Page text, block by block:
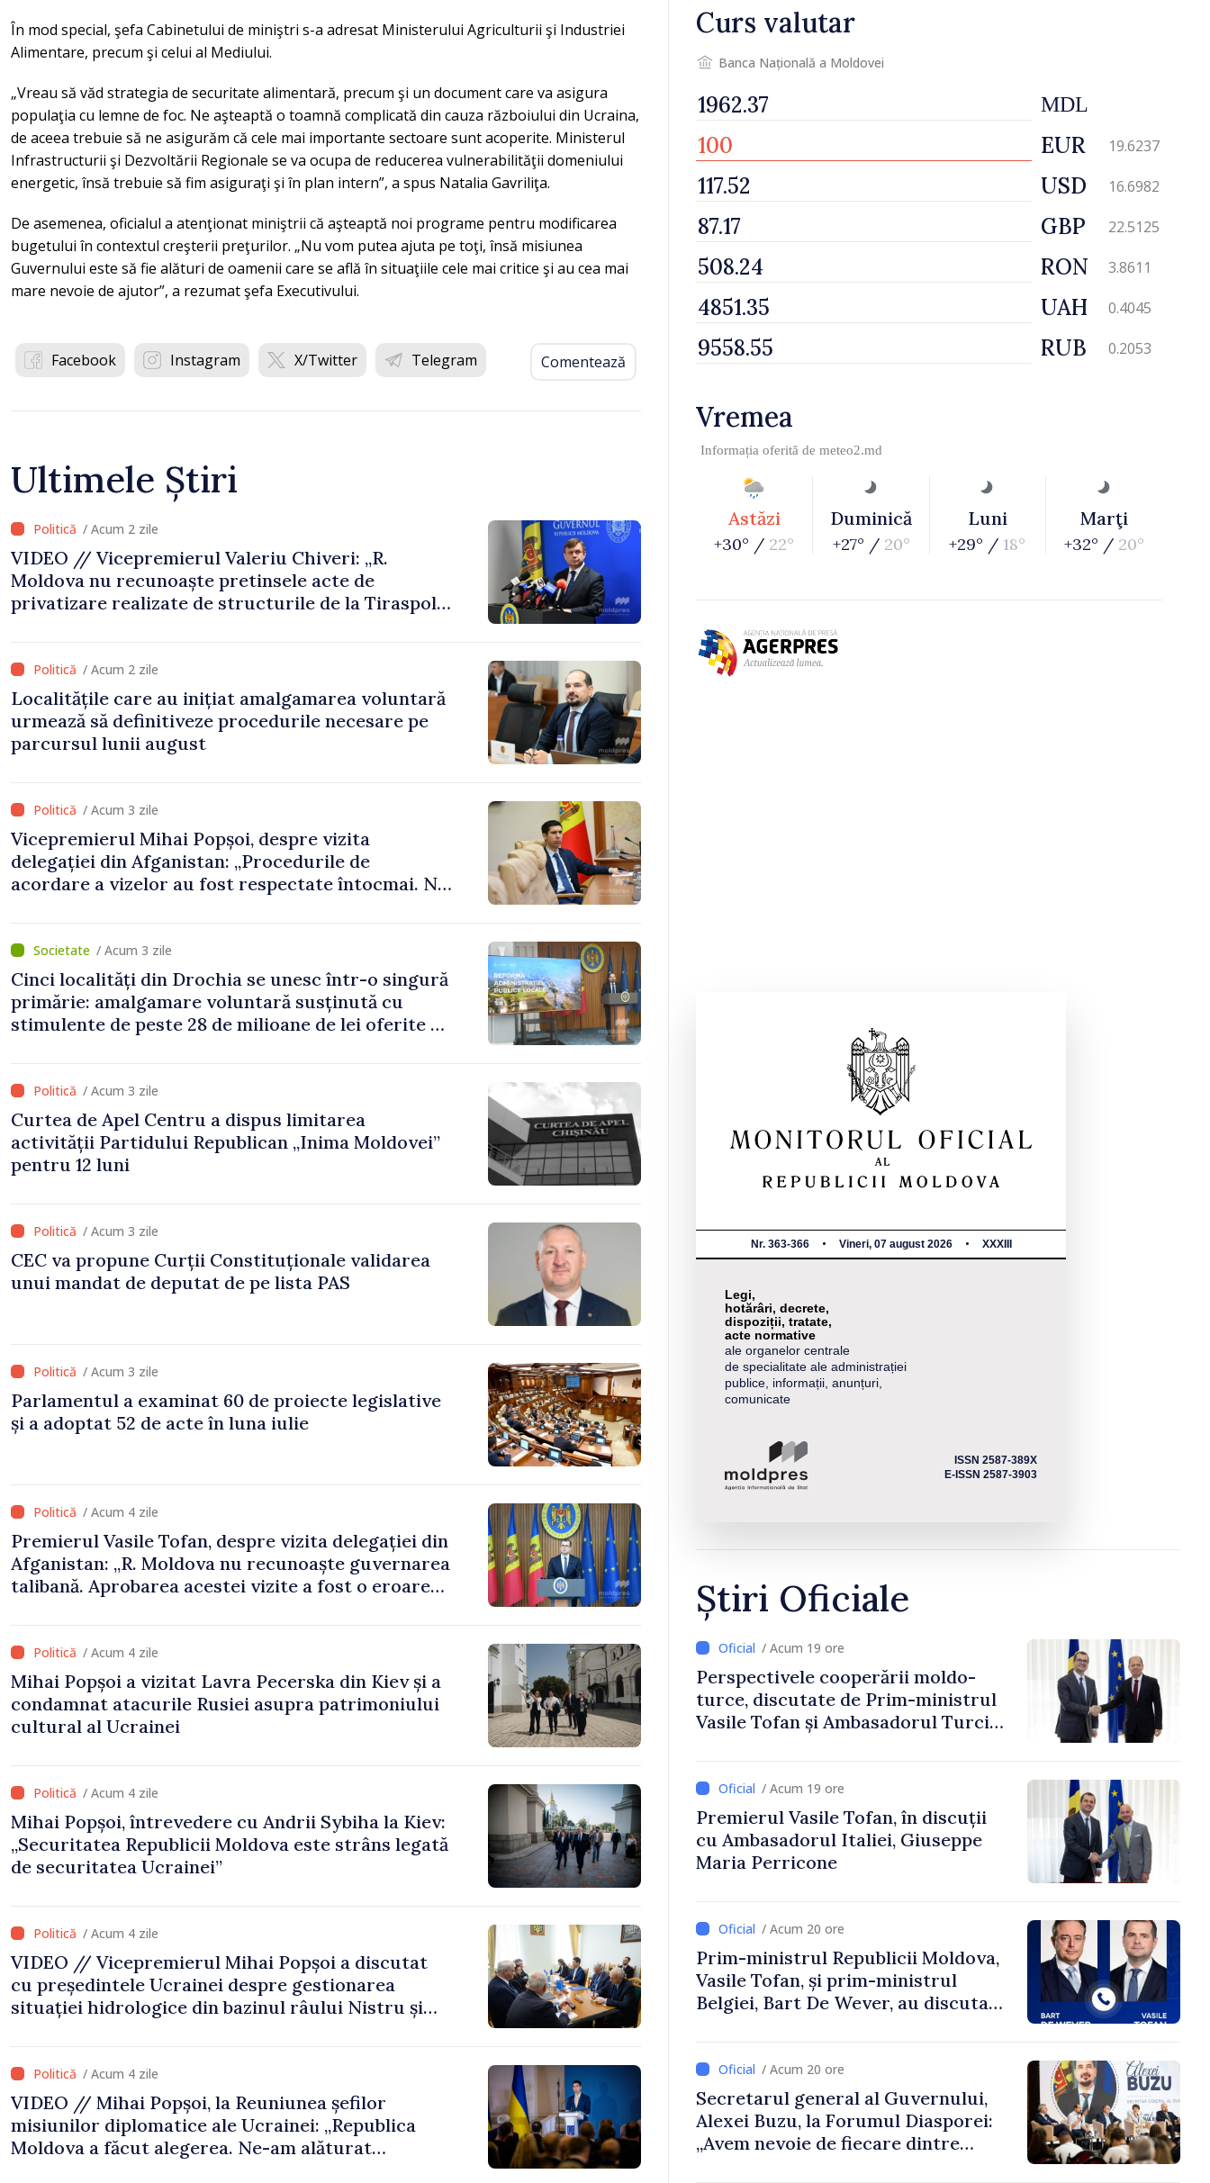
În mod special, şefa Cabinetului de miniştri s-a adresat Ministerului Agriculturii şi Industriei
Alimentare, precum şi celui al Mediului.
„Vreau să văd strategia de securitate alimentară, precum şi un document care va asigura
populaţia cu lemne de foc. Ne aşteaptă o toamnă complicată din cauza războiului din Ucraina,
de aceea trebuie să ne asigurăm că cele mai importante sectoare sunt acoperite. Ministerul
Infrastructurii şi Dezvoltării Regionale se va ocupa de reducerea vulnerabilităţii domeniului
energetic, însă trebuie să fim asiguraţi şi în plan intern”, a spus Natalia Gavriliţa.
De asemenea, oficialul a atenţionat miniştrii că aşteaptă noi programe pentru modificarea
bugetului în contextul creşterii preţurilor. „Nu vom putea ajuta pe toţi, însă misiunea
Guvernului este să fie alături de oamenii care se află în situaţiile cele mai critice şi au cea mai
mare nevoie de ajutor”, a rezumat şefa Executivului.
Facebook Instagram X/Twitter Telegram Comentează
Ultimele Știri
/ Acum 2 zile
VIDEO // Vicepremierul Valeriu Chiveri: „R.
Moldova nu recunoaște pretinsele acte de
privatizare realizate de structurile de la Tiraspol
/ Acum 2 zile
Localitățile care au inițiat amalgamarea voluntară
urmează să definitiveze procedurile necesare pe
parcursul lunii august
/ Acum 3 zile
Vicepremierul Mihai Popșoi, despre vizita
delegației din Afganistan: „Procedurile de
acordare a vizelor au fost respectate întocmai. Nu
/ Acum 3 zile
Cinci localități din Drochia se unesc într-o singură
primărie: amalgamare voluntară susținută cu
stimulente de peste 28 de milioane de lei oferite de
/ Acum 3 zile
Curtea de Apel Centru a dispus limitarea
activității Partidului Republican „Inima Moldovei”
pentru 12 luni
/ Acum 3 zile
CEC va propune Curții Constituționale validarea
unui mandat de deputat de pe lista PAS
/ Acum 3 zile
Parlamentul a examinat 60 de proiecte legislative
și a adoptat 52 de acte în luna iulie
/ Acum 4 zile
Premierul Vasile Tofan, despre vizita delegației din
Afganistan: „R. Moldova nu recunoaște guvernarea
talibană. Aprobarea acestei vizite a fost o eroare
/ Acum 4 zile
Mihai Popșoi a vizitat Lavra Pecerska din Kiev și a
condamnat atacurile Rusiei asupra patrimoniului
cultural al Ucrainei
/ Acum 4 zile
Mihai Popșoi, întrevedere cu Andrii Sybiha la Kiev:
„Securitatea Republicii Moldova este strâns legată
de securitatea Ucrainei”
/ Acum 4 zile
VIDEO // Vicepremierul Mihai Popșoi a discutat
cu președintele Ucrainei despre gestionarea
situației hidrologice din bazinul râului Nistru și
/ Acum 4 zile
VIDEO // Mihai Popșoi, la Reuniunea șefilor
misiunilor diplomatice ale Ucrainei: „Republica
Moldova a făcut alegerea. Ne-am alăturat
Curs valutar
Banca Națională a Moldovei
MDL
EUR 19.6237
USD 16.6982
GBP 22.5125
RON 3.8611
UAH 0.4045
RUB 0.2053
Vremea
Informația oferită de meteo2.md
Astăzi
+30° / 22°
Duminică
+27° / 20°
Luni
+29° / 18°
Marţi
+32° / 20°
Nr. 363-366 Vineri, 07 august 2026 XXXIII
Legi,
hotărâri, decrete,
dispoziții, tratate,
acte normative
ale organelor centrale
de specialitate ale administrației
publice, informații, anunțuri,
comunicate
ISSN 2587-389X
E-ISSN 2587-3903
Știri Oficiale
/ Acum 19 ore
Perspectivele cooperării moldo-
turce, discutate de Prim-ministrul
Vasile Tofan și Ambasadorul Turciei,
/ Acum 19 ore
Premierul Vasile Tofan, în discuții
cu Ambasadorul Italiei, Giuseppe
Maria Perricone
/ Acum 20 ore
Prim-ministrul Republicii Moldova,
Vasile Tofan, și prim-ministrul
Belgiei, Bart De Wever, au discutat
/ Acum 20 ore
Secretarul general al Guvernului,
Alexei Buzu, la Forumul Diasporei:
„Avem nevoie de fiecare dintre